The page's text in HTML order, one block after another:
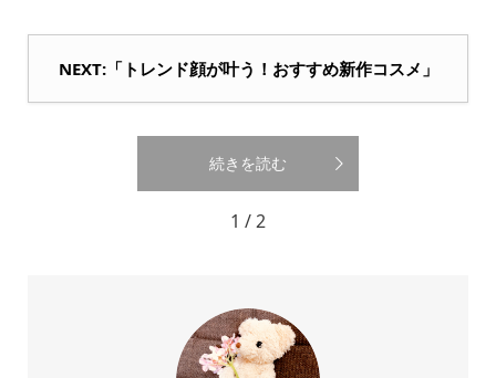
NEXT:「トレンド顔が叶う！おすすめ新作コスメ」
続きを読む
1 / 2